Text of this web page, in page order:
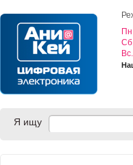
Я ищу